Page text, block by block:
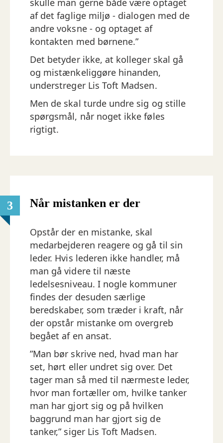
skulle man gerne både være optaget
af det faglige miljø - dialogen med de
andre voksne - og optaget af
kontakten med børnene.”
Det betyder ikke, at kolleger skal gå
og mistænkeliggøre hinanden,
understreger Lis Toft Madsen.
Men de skal turde undre sig og stille
spørgsmål, når noget ikke føles
rigtigt.
3 Når mistanken er der
Opstår der en mistanke, skal
medarbejderen reagere og gå til sin
leder. Hvis lederen ikke handler, må
man gå videre til næste
ledelsesniveau. I nogle kommuner
findes der desuden særlige
beredskaber, som træder i kraft, når
der opstår mistanke om overgreb
begået af en ansat.
”Man bør skrive ned, hvad man har
set, hørt eller undret sig over. Det
tager man så med til nærmeste leder,
hvor man fortæller om, hvilke tanker
man har gjort sig og på hvilken
baggrund man har gjort sig de
tanker,” siger Lis Toft Madsen.